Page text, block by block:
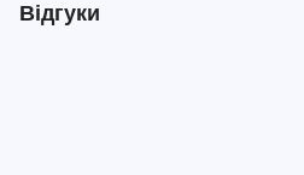
Відгуки